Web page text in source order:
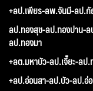
+ลป.เพียร-ลพ.จันมี-ลป.
ลป.ทองสุข-ลป.ทองปาน-
ลป.ทองมา
+ลต.มหาบัว-ลป.เจี๊ยะ-ลป
+ลป.อ่อนสา-ลป.บัว-ลป.อ่